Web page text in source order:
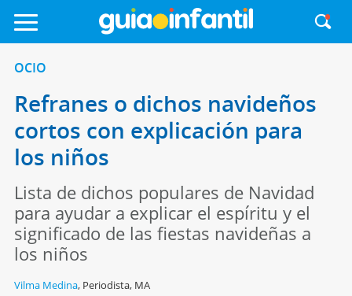
OCIO
Refranes o dichos navideños
cortos con explicación para
los niños
Lista de dichos populares de Navidad
para ayudar a explicar el espíritu y el
significado de las fiestas navideñas a
los niños
Vilma Medina, Periodista, MA